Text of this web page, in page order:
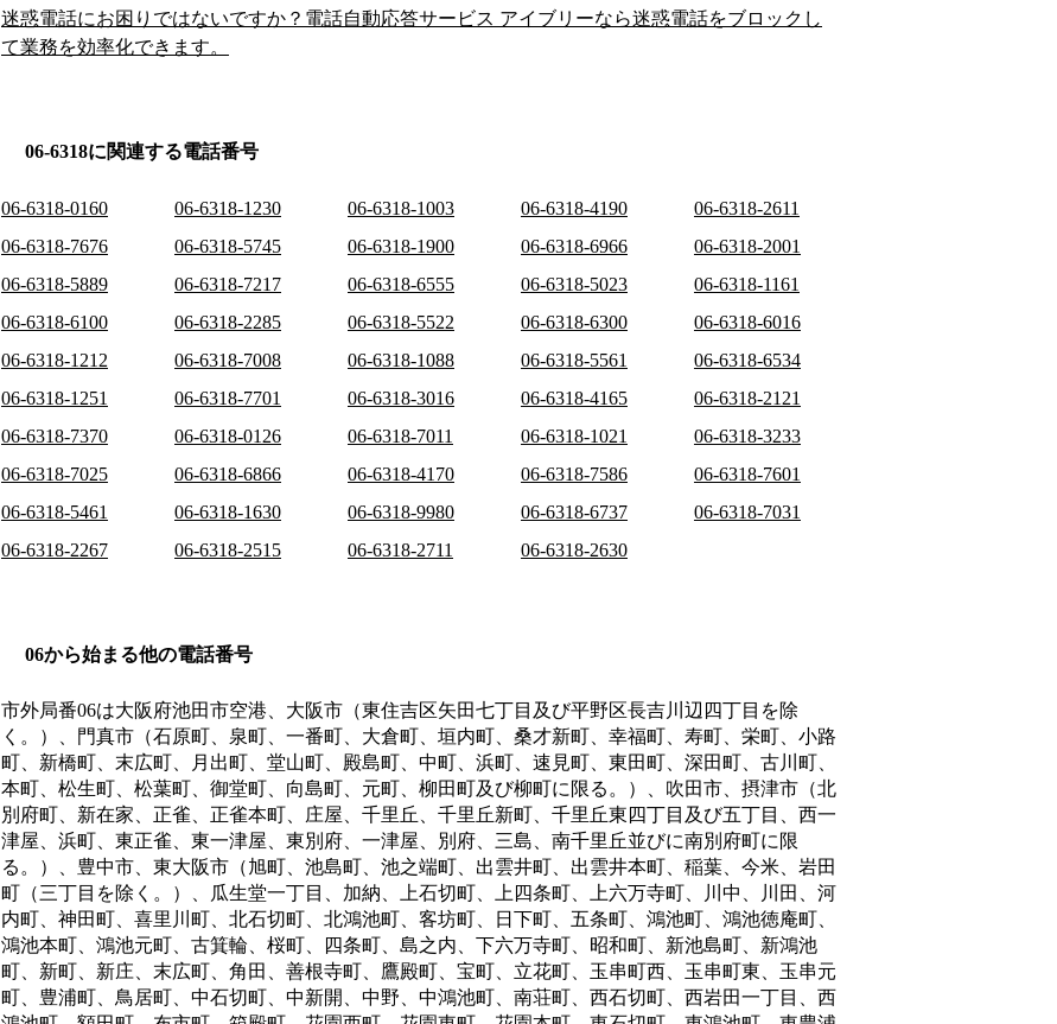
迷惑電話にお困りではないですか？電話自動応答サービス アイブリーなら迷惑電話をブロックし
て業務を効率化できます。
06-6318に関連する電話番号
06-6318-0160 06-6318-1230 06-6318-1003 06-6318-4190
06-6318-2611
06-6318-7676
06-6318-5745 06-6318-1900 06-6318-6966
06-6318-2001
06-6318-5889
06-6318-7217 06-6318-6555 06-6318-5023
06-6318-1161
06-6318-6100
06-6318-2285 06-6318-5522 06-6318-6300
06-6318-6016
06-6318-1212
06-6318-7008 06-6318-1088 06-6318-5561
06-6318-6534
06-6318-1251
06-6318-7701 06-6318-3016 06-6318-4165
06-6318-2121
06-6318-7370
06-6318-0126 06-6318-7011 06-6318-1021
06-6318-3233
06-6318-7025
06-6318-6866 06-6318-4170 06-6318-7586
06-6318-7601
06-6318-5461
06-6318-1630 06-6318-9980 06-6318-6737
06-6318-7031
06-6318-2267
06-6318-2515 06-6318-2711 06-6318-2630
06から始まる他の電話番号
市外局番06は大阪府池田市空港、大阪市（東住吉区矢田七丁目及び平野区長吉川辺四丁目を除
く。）、門真市（石原町、泉町、一番町、大倉町、垣内町、桑才新町、幸福町、寿町、栄町、小路
町、新橋町、末広町、月出町、堂山町、殿島町、中町、浜町、速見町、東田町、深田町、古川町、
本町、松生町、松葉町、御堂町、向島町、元町、柳田町及び柳町に限る。）、吹田市、摂津市（北
別府町、新在家、正雀、正雀本町、庄屋、千里丘、千里丘新町、千里丘東四丁目及び五丁目、西一
津屋、浜町、東正雀、東一津屋、東別府、一津屋、別府、三島、南千里丘並びに南別府町に限
る。）、豊中市、東大阪市（旭町、池島町、池之端町、出雲井町、出雲井本町、稲葉、今米、岩田
町（三丁目を除く。）、瓜生堂一丁目、加納、上石切町、上四条町、上六万寺町、川中、川田、河
内町、神田町、喜里川町、北石切町、北鴻池町、客坊町、日下町、五条町、鴻池町、鴻池徳庵町、
鴻池本町、鴻池元町、古箕輪、桜町、四条町、島之内、下六万寺町、昭和町、新池島町、新鴻池
町、新町、新庄、末広町、角田、善根寺町、鷹殿町、宝町、立花町、玉串町西、玉串町東、玉串元
町、豊浦町、鳥居町、中石切町、中新開、中野、中鴻池町、南荘町、西石切町、西岩田一丁目、西